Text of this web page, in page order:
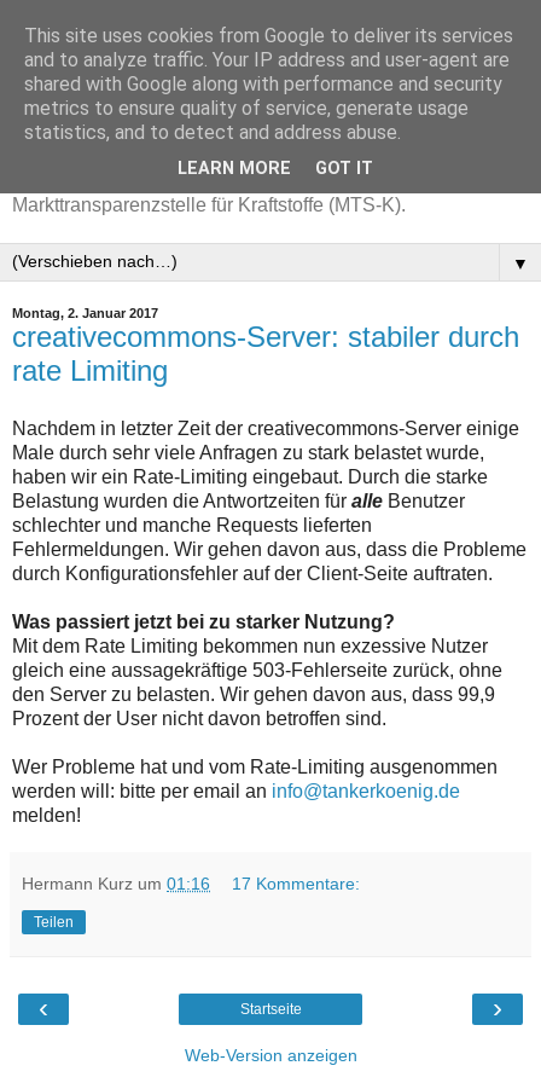
Aktuelle Benzinpreise mit Daten der
Markttransparenzstelle für Kraftstoffe (MTS-K).
▼
Montag, 2. Januar 2017
creativecommons-Server: stabiler durch
rate Limiting
Nachdem in letzter Zeit der creativecommons-Server einige
Male durch sehr viele Anfragen zu stark belastet wurde,
haben wir ein Rate-Limiting eingebaut. Durch die starke
Belastung wurden die Antwortzeiten für alle Benutzer
schlechter und manche Requests lieferten
Fehlermeldungen. Wir gehen davon aus, dass die Probleme
durch Konfigurationsfehler auf der Client-Seite auftraten.
Was passiert jetzt bei zu starker Nutzung?
Mit dem Rate Limiting bekommen nun exzessive Nutzer
gleich eine aussagekräftige 503-Fehlerseite zurück, ohne
den Server zu belasten. Wir gehen davon aus, dass 99,9
Prozent der User nicht davon betroffen sind.
Wer Probleme hat und vom Rate-Limiting ausgenommen
werden will: bitte per email an info@tankerkoenig.de
melden!
Hermann Kurz um 01:16 17 Kommentare:
Teilen
‹ ›
Startseite
Web-Version anzeigen
This site uses cookies from Google to deliver its services
and to analyze traffic. Your IP address and user-agent are
shared with Google along with performance and security
metrics to ensure quality of service, generate usage
statistics, and to detect and address abuse.
LEARN MORE GOT IT